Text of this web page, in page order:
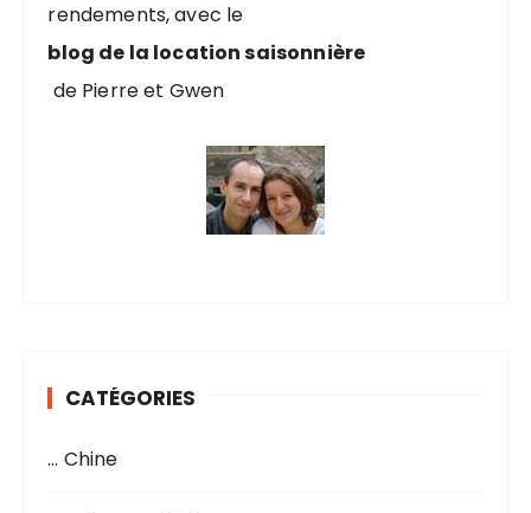
:rendements, avec le
blog de la location saisonnière
de Pierre et Gwen
CATÉGORIES
… Chine